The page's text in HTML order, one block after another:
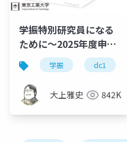
学振特別研究員になる
ために～2025年度申請
版
学振 dc1
大上雅史 842K